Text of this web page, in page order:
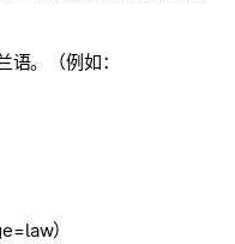
。（例如：
）